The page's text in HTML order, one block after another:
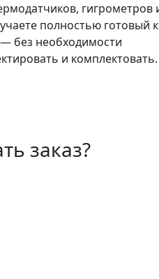
гигрометров
полностью готовый к
без необходимости
и комплектовать.
заказ?